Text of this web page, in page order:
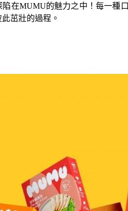
陷在MUMU的魅力之中！每一種
茁壯的過程。